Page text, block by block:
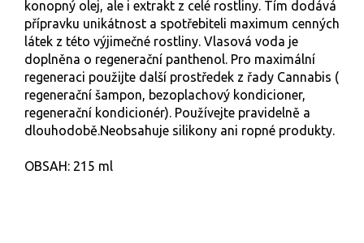
konopný olej, ale i extrakt z celé rostliny. Tím dodává
přípravku unikátnost a spotřebiteli maximum cenných
látek z této výjimečné rostliny. Vlasová voda je
doplněna o regenerační panthenol. Pro maximální
regeneraci použijte další prostředek z řady Cannabis (
regenerační šampon, bezoplachový kondicioner,
regenerační kondicionér). Používejte pravidelně a
dlouhodobě.Neobsahuje silikony ani ropné produkty.
OBSAH: 215 ml